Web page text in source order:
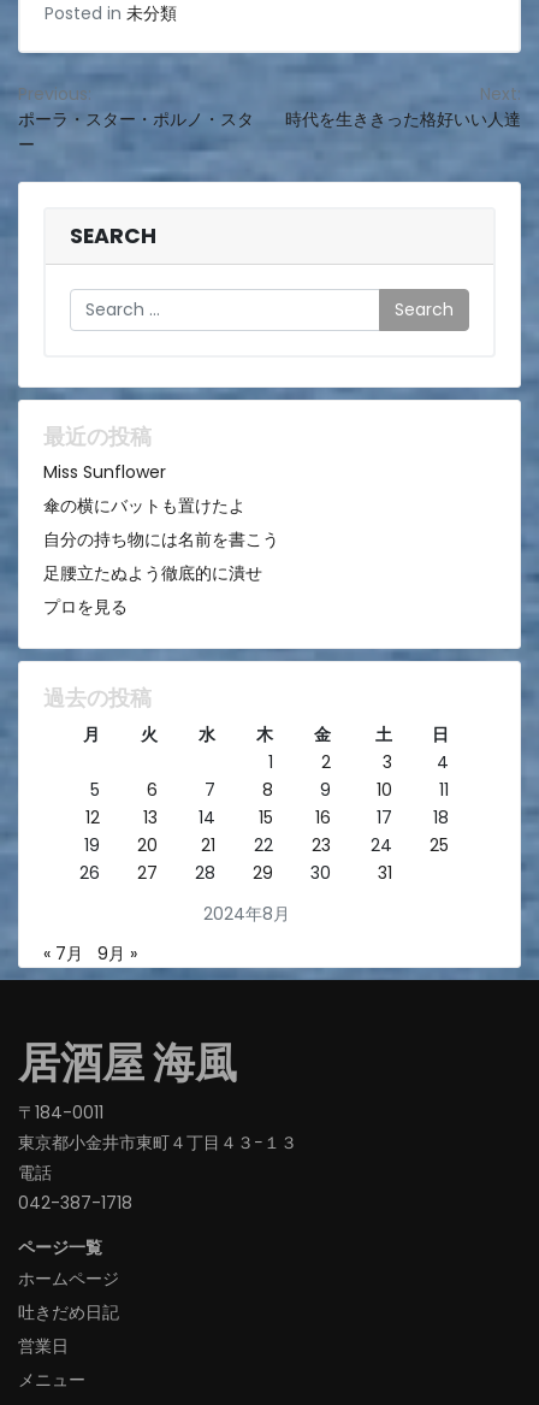
Posted in 未分類
投
稿
ナ
ゲ
ョ
ン
Previous:
ポーラ・スター・ポルノ・スタ
ー
Next:
時代を生ききった格好いい人達
SEARCH
Search
最近の投稿
Miss Sunflower
傘の横にバットも置けたよ
自分の持ち物には名前を書こう
足腰立たぬよう徹底的に潰せ
プロを見る
過去の投稿
2024年8月
月 火 水 木 金 土
日
1
2 3
4
5
6 7 8 9 10
11
12
13 14 15 16 17
18
19
20 21 22 23 24
25
26
27 28 29 30 31
« 7月 9月 »
居酒屋 海風
〒184-0011
東京都小金井市東町４丁目４３−１３
電話
042-387-1718‬
ページ一覧
ホームページ
吐きだめ日記
営業日
メニュー